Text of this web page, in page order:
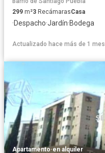
299 m²3 RecámarasCasa
·Despacho·Jardín·Bodega
Actualizado hace más de 1 mes
Apartamento·en alquiler